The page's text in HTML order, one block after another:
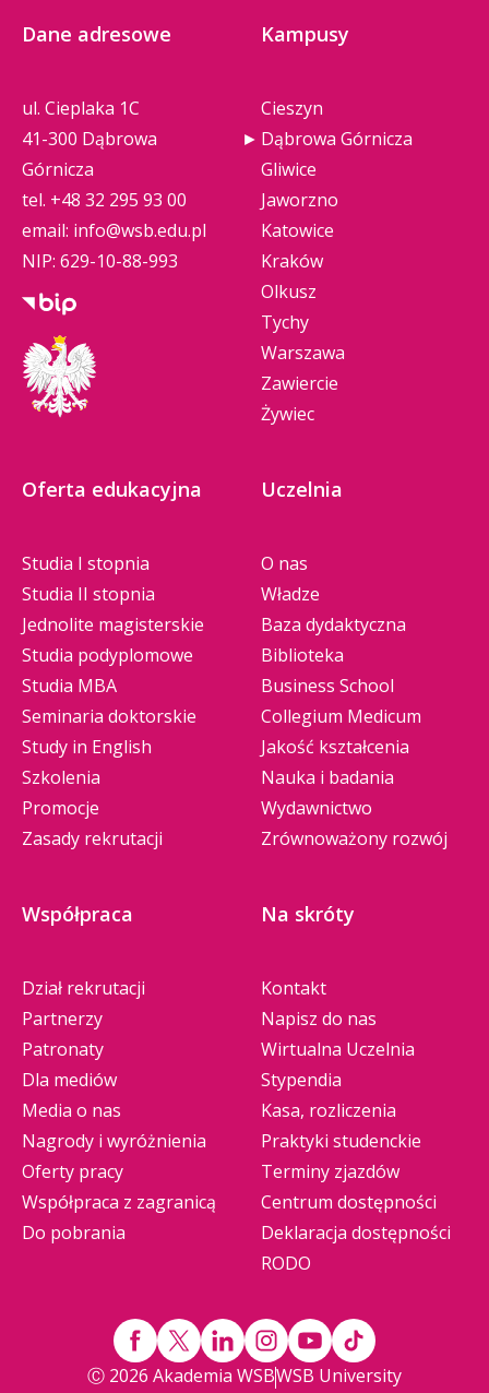
Dane adresowe
ul. Cieplaka 1C
41-300 Dąbrowa
Górnicza
tel. +48 32 295 93 00
email: info@wsb.edu.pl
NIP: 629-10-88-993
Kampusy
Cieszyn
Dąbrowa Górnicza
Gliwice
Jaworzno
Katowice
Kraków
Olkusz
Tychy
Warszawa
Zawiercie
Żywiec
Oferta edukacyjna
Studia I stopnia
Studia II stopnia
Jednolite magisterskie
Studia podyplomowe
Studia MBA
Seminaria doktorskie
Study in English
Szkolenia
Promocje
Zasady rekrutacji
Uczelnia
O nas
Władze
Baza dydaktyczna
Biblioteka
Business School
Collegium Medicum
Jakość kształcenia
Nauka i badania
Wydawnictwo
Zrównoważony rozwój
Współpraca
Dział rekrutacji
Partnerzy
Patronaty
Dla mediów
Media o nas
Nagrody i wyróżnienia
Oferty pracy
Współpraca z zagranicą
Do pobrania
Na skróty
Kontakt
Napisz do nas
Wirtualna Uczelnia
Stypendia
Kasa, rozliczenia
Praktyki studenckie
Terminy zjazdów
Centrum dostępności
Deklaracja dostępności
RODO
Ⓒ 2026 Akademia WSBWSB University